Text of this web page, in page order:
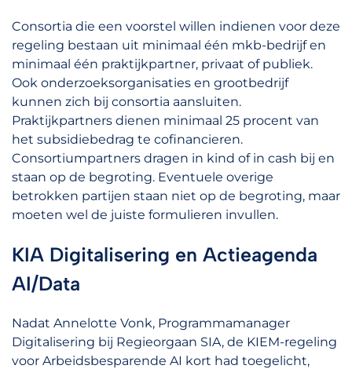
Consortia die een voorstel willen indienen voor deze
regeling bestaan uit minimaal één mkb-bedrijf en
minimaal één praktijkpartner, privaat of publiek.
Ook onderzoeksorganisaties en grootbedrijf
kunnen zich bij consortia aansluiten.
Praktijkpartners dienen minimaal 25 procent van
het subsidiebedrag te cofinancieren.
Consortiumpartners dragen in kind of in cash bij en
staan op de begroting. Eventuele overige
betrokken partijen staan niet op de begroting, maar
moeten wel de juiste formulieren invullen.
KIA Digitalisering en Actieagenda
AI/Data
Nadat Annelotte Vonk, Programmamanager
Digitalisering bij Regieorgaan SIA, de KIEM-regeling
voor Arbeidsbesparende AI kort had toegelicht,